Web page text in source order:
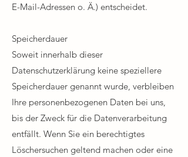
E-Mail-Adressen o. Ä.) entscheidet.​
Speicherdauer​
Soweit innerhalb dieser
Datenschutzerklärung keine speziellere
Speicherdauer genannt wurde, verbleiben
Ihre personenbezogenen Daten bei uns,
bis der Zweck für die Datenverarbeitung
entfällt. Wenn Sie ein berechtigtes
Löschersuchen geltend machen oder eine